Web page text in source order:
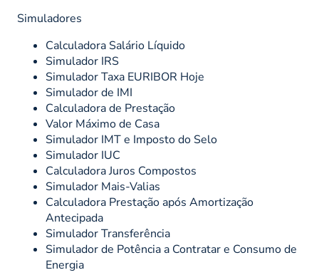
Simuladores
Calculadora Salário Líquido
Simulador IRS
Simulador Taxa EURIBOR Hoje
Simulador de IMI
Calculadora de Prestação
Valor Máximo de Casa
Simulador IMT e Imposto do Selo
Simulador IUC
Calculadora Juros Compostos
Simulador Mais-Valias
Calculadora Prestação após Amortização
Antecipada
Simulador Transferência
Simulador de Potência a Contratar e Consumo de
Energia